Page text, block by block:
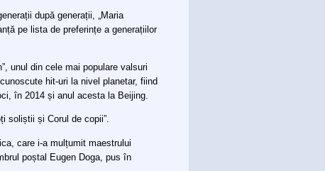
după generații, „Maria
pe lista de preferințe a generațiilor
unul din cele mai populare valsuri
hit-uri la nivel planetar, fiind
în 2014 și anul acesta la Beijing.
soliștii și Corul de copii”.
care i-a mulțumit maestrului
poștal Eugen Doga, pus în